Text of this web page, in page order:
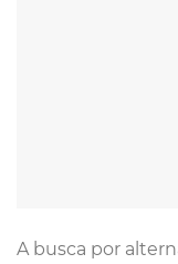
A busca por